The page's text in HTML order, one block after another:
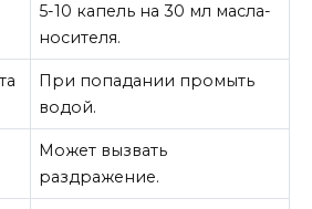
5-10 капель на 30 мл масла-
носителя.
При попадании промыть
водой.
Может вызвать
раздражение.